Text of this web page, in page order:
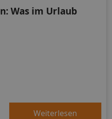
Was im Urlaub
Weiterlesen